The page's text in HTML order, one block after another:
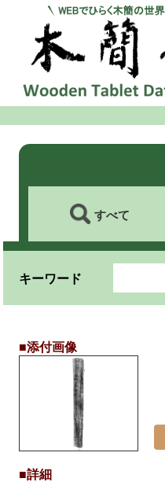
すべて
キーワード
■添付画像
■詳細